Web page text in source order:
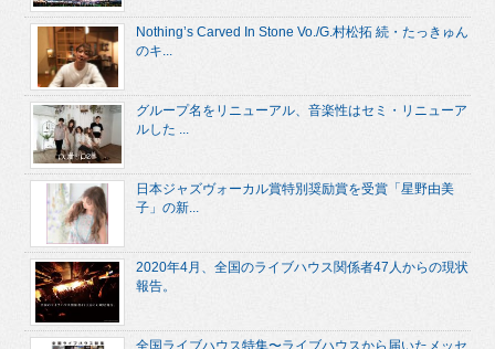
Nothing’s Carved In Stone Vo./G.村松拓 続・たっきゅん
のキ...
グループ名をリニューアル、音楽性はセミ・リニューア
ルした ...
日本ジャズヴォーカル賞特別奨励賞を受賞「星野由美
子」の新...
2020年4月、全国のライブハウス関係者47人からの現状
報告。
全国ライブハウス特集〜ライブハウスから届いたメッセ